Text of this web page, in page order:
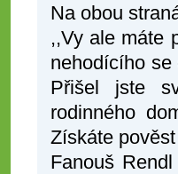
Na obou
,,Vy ale máte
nehodícího se
Přišel jste
rodinného
Získáte
Fanouš